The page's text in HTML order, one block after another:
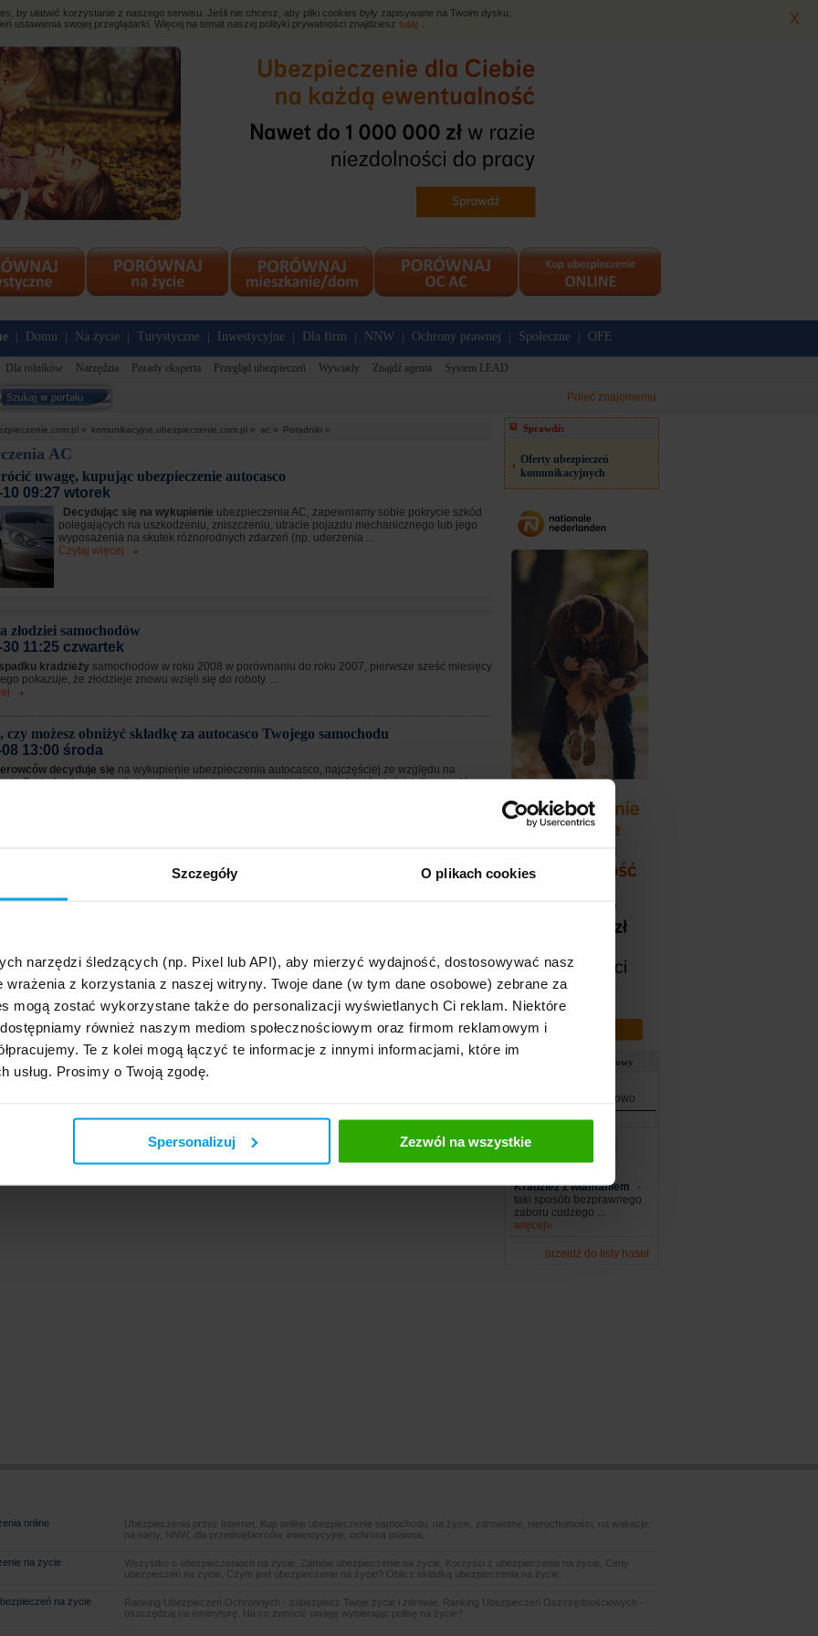
Szczegóły O plikach cookies
narzędzi śledzących (np. Pixel lub API), aby mierzyć wydajność, dostosowywać nasz
wrażenia z korzystania z naszej witryny. Twoje dane (w tym dane osobowe) zebrane za
mogą zostać wykorzystane także do personalizacji wyświetlanych Ci reklam. Niektóre
również naszym mediom społecznościowym oraz firmom reklamowym i
Te z kolei mogą łączyć te informacje z innymi informacjami, które im
usług. Prosimy o Twoją zgodę.
Spersonalizuj Zezwól na wszystkie
X
by ułatwić korzystanie z naszego serwisu. Jeśli nie chcesz, aby pliki cookies były zapisywane na Twoim dysku,
ustawienia swojej przeglądarki. Więcej na temat naszej polityki prywatności znajdziesz tutaj
Domu Na życie Turystyczne Inwestycyjne Dla firm NNW Ochrony prawnej Społeczne OFE
Dla rolników Narzędzia Porady eksperta Przegląd ubezpieczeń Wywiady Znajdź agenta System LEAD
Poleć znajomemu
» komunikacyjne.ubezpieczenie.com.pl » ac » Poradniki »
AC
uwagę, kupując ubezpieczenie autocasco
10 09:27 wtorek
Decydując się na wykupienie ubezpieczenia AC, zapewniamy sobie pokrycie szkód
polegających na uszkodzeniu, zniszczeniu, utracie pojazdu mechanicznego lub jego
wyposażenia na skutek różnorodnych zdarzeń (np. uderzenia ...
Czytaj więcej
złodziei samochodów
11:25 czwartek
kradzieży samochodów w roku 2008 w porównaniu do roku 2007, pierwsze sześć miesięcy
pokazuje, że złodzieje znowu wzięli się do roboty. ...
czy możesz obniżyć składkę za autocasco Twojego samochodu
08 13:00 środa
decyduje się na wykupienie ubezpieczenia autocasco, najczęściej ze względu na
Zakłady ubezpieczeń stosują różnorodne systemy zniżek aby zachęcić właścicieli pojazdów
sami możemy zdecydować, jakiej jakości ...
<1>
Sprawdź:
Oferty ubezpieczeń
komunikacyjnych
Słownik ubezpieczeniowy
Wpisz szukane słowo
Kradzież z włamaniem
-
taki sposób bezprawnego
zaboru cudzego ...
więcej»
przejdź do listy haseł
online
Ubezpieczenia przez Internet. Kup online ubezpieczenie samochodu, na życie, zdrowotne, nieruchomości, na wakacje,
na narty, NNW, dla przedsiębiorców, inwestycyjne, ochrona prawna.
na życie
Wszystko o ubezpieczeniach na życie. Zamów ubezpieczenie na życie, Korzyści z ubezpieczenia na życie, Ceny
ubezpieczeń na życie, Czym jest ubezpieczenie na życie? Oblicz składką ubezpieczenia na życie.
na życie
Ranking Ubezpieczeń Ochronnych - zabezpiecz Twoje życie i zdrowie. Ranking Ubezpieczeń Oszczędnościowych -
oszczędzaj na emeryturę. Na co zwrócić uwagę wybierając polisę na życie?